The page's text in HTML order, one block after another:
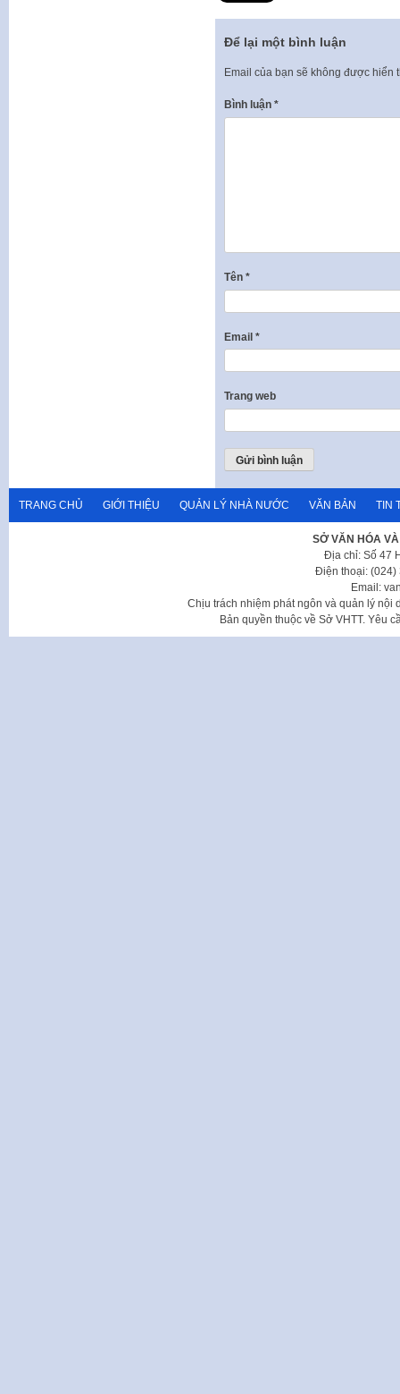
Để lại một bình luận
Email của bạn sẽ không được hiển
Bình luận *
Tên *
Email *
Trang web
TRANG CHỦ GIỚI THIỆU QUẢN LÝ NHÀ NƯỚC VĂN BẢN TIN
SỞ VĂN HÓA
Địa chỉ: Số 47
Điện thoại: (024)
Email:
Chịu trách nhiệm phát ngôn và quản lý nội
Bản quyền thuộc về Sở VHTT. Yêu